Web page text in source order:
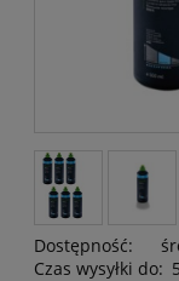
Dostępność:
Czas wysyłki do: